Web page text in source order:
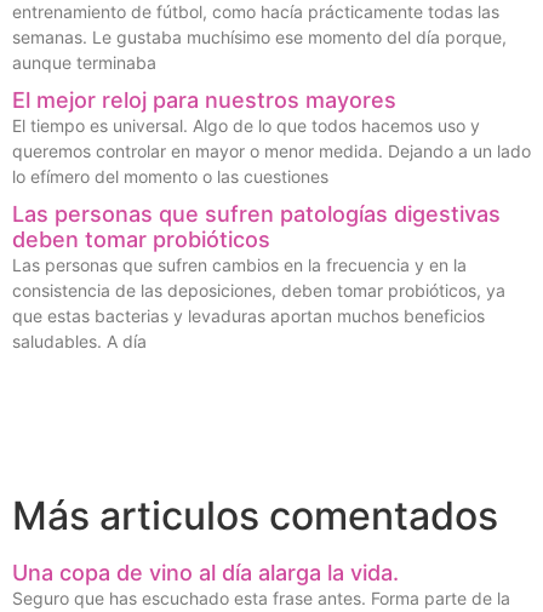
entrenamiento de fútbol, como hacía prácticamente todas las
semanas. Le gustaba muchísimo ese momento del día porque,
aunque terminaba
El mejor reloj para nuestros mayores
El tiempo es universal. Algo de lo que todos hacemos uso y
queremos controlar en mayor o menor medida. Dejando a un lado
lo efímero del momento o las cuestiones
Las personas que sufren patologías digestivas
deben tomar probióticos
Las personas que sufren cambios en la frecuencia y en la
consistencia de las deposiciones, deben tomar probióticos, ya
que estas bacterias y levaduras aportan muchos beneficios
saludables. A día
Más articulos comentados
Una copa de vino al día alarga la vida.
Seguro que has escuchado esta frase antes. Forma parte de la